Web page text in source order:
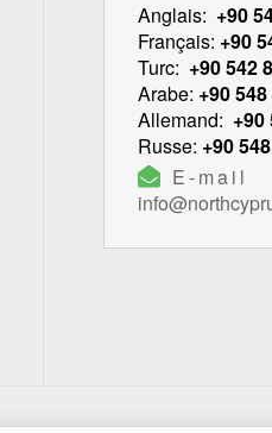
Anglais: +90
Français: +90
Turc: +90 542
Arabe: +90
Allemand: +90
Russe: +90
E-mail